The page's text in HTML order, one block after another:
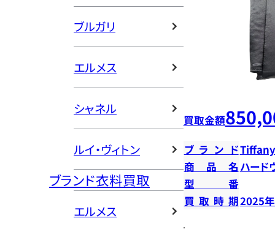
ブルガリ
エルメス
シャネル
ルイ・ヴィトン
ブランド衣料買取
エルメス
買取金額
ブランド
商品名 ハード
型番
買取時期2025